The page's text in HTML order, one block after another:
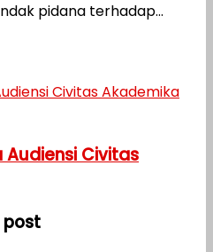
pidana terhadap...
Audiensi Civitas
post